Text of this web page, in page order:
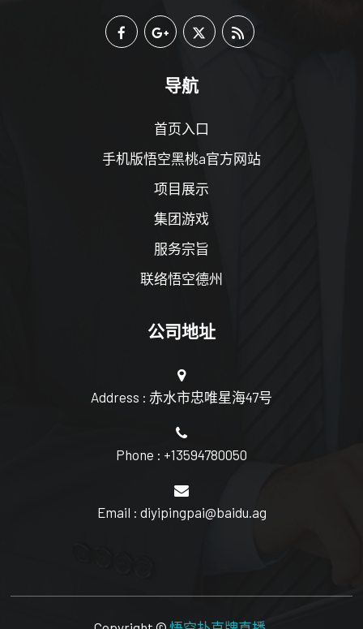
导航
首页入口
手机版悟空黑桃a官方网站
项目展示
集团游戏
服务宗旨
联络悟空德州
公司地址
Address : 赤水市忠唯星海47号
Phone : +13594780050
Email : diyipingpai@baidu.ag